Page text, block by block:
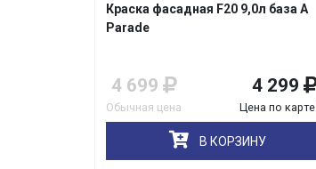
Краска фасадная F20 9,0л база А
Parade
4 699
Обычная цена
4 299
Цена по карте
В КОРЗИНУ